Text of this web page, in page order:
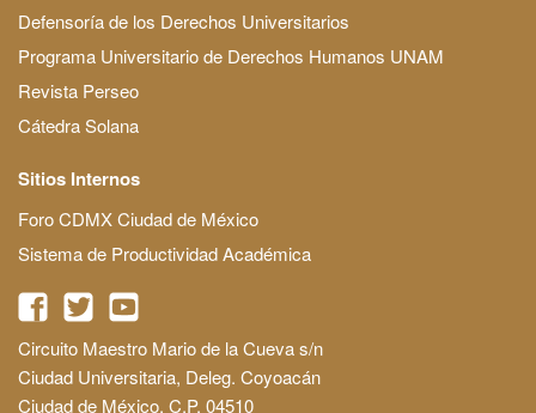
Defensoría de los Derechos Universitarios
Programa Universitario de Derechos Humanos UNAM
Revista Perseo
Cátedra Solana
Sitios Internos
Foro CDMX Ciudad de México
Sistema de Productividad Académica
Circuito Maestro Mario de la Cueva s/n
Ciudad Universitaria, Deleg. Coyoacán
Ciudad de México, C.P. 04510